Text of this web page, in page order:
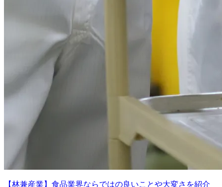
【林兼産業】食品業界ならではの良いことや大変さを紹介